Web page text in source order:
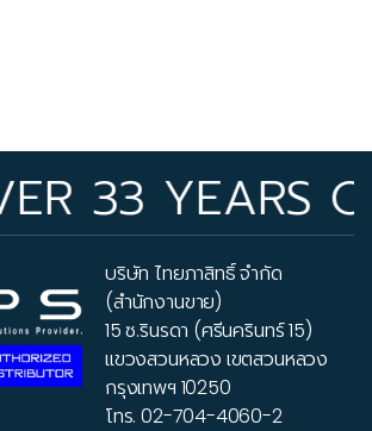
YEARS OF
บริษัท ไทยภาสิทธิ์ จำกัด
(สำนักงานขาย)
15 ซ.รินรดา (ศรีนครินทร์ 15)
แขวงสวนหลวง เขตสวนหลวง
กรุงเทพฯ 10250
โทร.02-704-4060-2